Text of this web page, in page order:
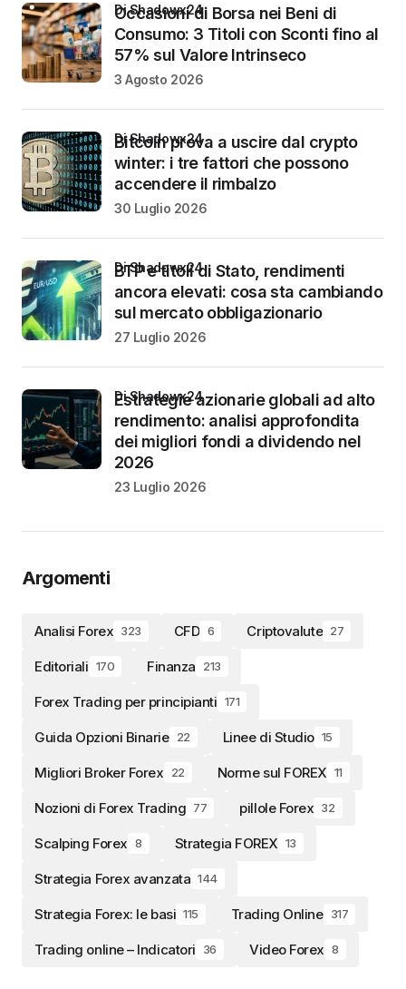
Occasioni di Borsa nei Beni di
Consumo: 3 Titoli con Sconti fino al
57% sul Valore Intrinseco
di Shadowx24
3 Agosto 2026
Bitcoin prova a uscire dal crypto
winter: i tre fattori che possono
accendere il rimbalzo
di Shadowx24
30 Luglio 2026
BTP e titoli di Stato, rendimenti
ancora elevati: cosa sta cambiando
sul mercato obbligazionario
di Shadowx24
27 Luglio 2026
Estrategie azionarie globali ad alto
rendimento: analisi approfondita
dei migliori fondi a dividendo nel
2026
di Shadowx24
23 Luglio 2026
Argomenti
Analisi Forex 323 CFD 6 Criptovalute 27
Editoriali 170 Finanza 213
Forex Trading per principianti 171
Guida Opzioni Binarie 22 Linee di Studio 15
Migliori Broker Forex 22 Norme sul FOREX 11
Nozioni di Forex Trading 77 pillole Forex 32
Scalping Forex 8 Strategia FOREX 13
Strategia Forex avanzata 144
Strategia Forex: le basi 115 Trading Online 317
Trading online – Indicatori 36 Video Forex 8